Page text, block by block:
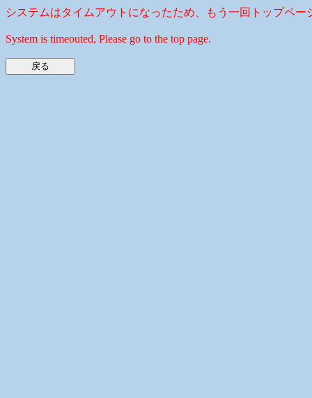
システムはタイムアウトになったため、もう一回トップペー
System is timeouted, Please go to the top page.